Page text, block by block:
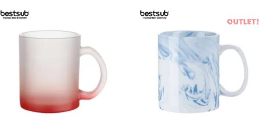
TEXTTRANSPARENTE TEXTTRANSPARENTEOUT